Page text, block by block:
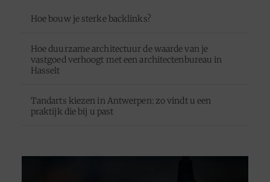
Hoe bouw je sterke backlinks?
Hoe duurzame architectuur de waarde van je
vastgoed verhoogt met een architectenbureau in
Hasselt
Tandarts kiezen in Antwerpen: zo vindt u een
praktijk die bij u past